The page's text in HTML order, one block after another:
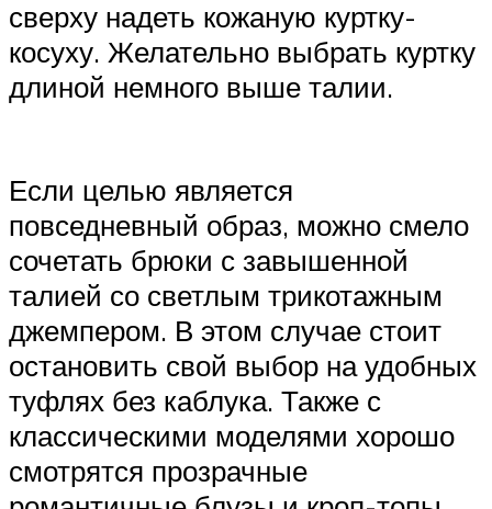
сверху надеть кожаную куртку-
косуху. Желательно выбрать куртку
длиной немного выше талии.
Если целью является
повседневный образ, можно смело
сочетать брюки с завышенной
талией со светлым трикотажным
джемпером. В этом случае стоит
остановить свой выбор на удобных
туфлях без каблука. Также с
классическими моделями хорошо
смотрятся прозрачные